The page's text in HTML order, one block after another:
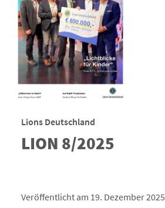
Lions Deutschland
LION 8/2025
Veröffentlicht am 19. Dezember 2025